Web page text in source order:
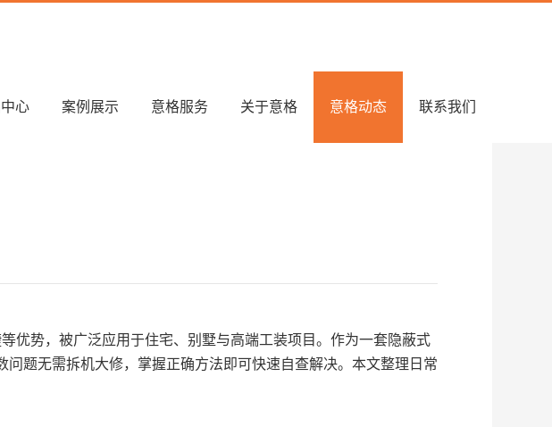
心 案例展示 意格服务 关于意格 意格动态 联系我们
优势，被广泛应用于住宅、别墅与高端工装项目。作为一套隐蔽式
题无需拆机大修，掌握正确方法即可快速自查解决。本文整理日常